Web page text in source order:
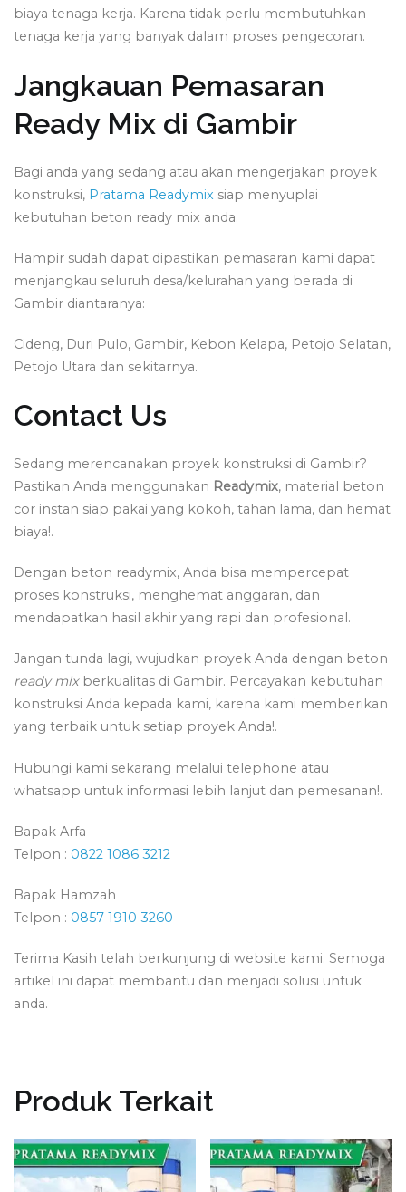
biaya tenaga kerja. Karena tidak perlu membutuhkan
tenaga kerja yang banyak dalam proses pengecoran.
Jangkauan Pemasaran
Ready Mix di Gambir
Bagi anda yang sedang atau akan mengerjakan proyek
konstruksi, Pratama Readymix siap menyuplai
kebutuhan beton ready mix anda.
Hampir sudah dapat dipastikan pemasaran kami dapat
menjangkau seluruh desa/kelurahan yang berada di
Gambir diantaranya:
Cideng, Duri Pulo, Gambir, Kebon Kelapa, Petojo Selatan,
Petojo Utara dan sekitarnya.
Contact Us
Sedang merencanakan proyek konstruksi di Gambir?
Pastikan Anda menggunakan Readymix, material beton
cor instan siap pakai yang kokoh, tahan lama, dan hemat
biaya!.
Dengan beton readymix, Anda bisa mempercepat
proses konstruksi, menghemat anggaran, dan
mendapatkan hasil akhir yang rapi dan profesional.
Jangan tunda lagi, wujudkan proyek Anda dengan beton
ready mixberkualitas di Gambir. Percayakan kebutuhan
konstruksi Anda kepada kami, karena kami memberikan
yang terbaik untuk setiap proyek Anda!.
Hubungi kami sekarang melalui telephone atau
whatsapp untuk informasi lebih lanjut dan pemesanan!.
Bapak Arfa
Telpon : 0822 1086 3212
Bapak Hamzah
Telpon : 0857 1910 3260
Terima Kasih telah berkunjung di website kami. Semoga
artikel ini dapat membantu dan menjadi solusi untuk
anda.
Produk Terkait